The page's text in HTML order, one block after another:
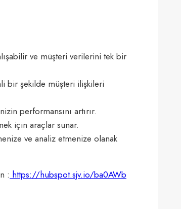
ve müşteri verilerini tek bir
bir şekilde müşteri ilişkileri
performansını artırır.
için araçlar sunar.
ve analiz etmenize olanak
: https://hubspot.sjv.io/ba0AWb